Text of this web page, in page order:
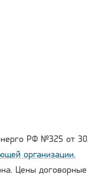
РФ №325 от
организации.
Цены